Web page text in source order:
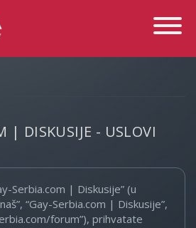
Toggle
| DISKUSIJE - USLOVI
Serbia.com | Diskusije” (u
“Gay-Serbia.com | Diskusije”,
forum”), prihvatate